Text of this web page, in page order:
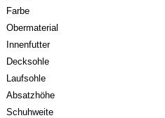
Farbe
Obermaterial
Innenfutter
Decksohle
Laufsohle
Absatzhöhe
Schuhweite